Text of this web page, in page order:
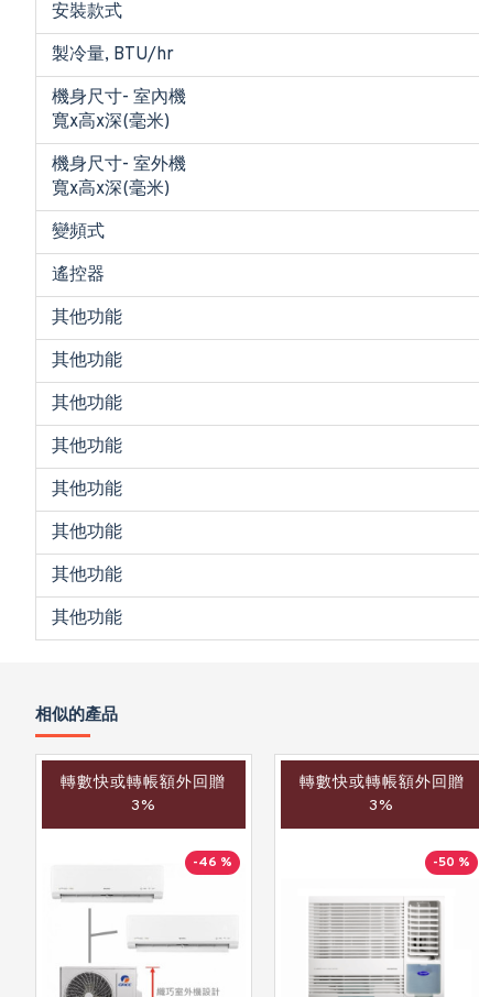
安裝款式
製冷量, BTU/hr
機身尺寸- 室內機
寬x高x深(毫米)
機身尺寸- 室外機
寬x高x深(毫米)
變頻式
遙控器
其他功能
其他功能
其他功能
其他功能
其他功能
其他功能
其他功能
其他功能
相似的產品
轉數快或轉帳額外回贈
3%
-46 %
轉數快或轉帳額外回贈
3%
-50 %